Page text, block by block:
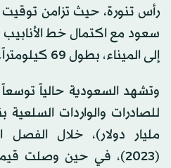
رأس تنورة، حيث تزامن توقيت
سعود مع اكتمال خط
إلى الميناء، بطول 69 كيلومتراً.
وتشهد السعودية حالياً
مليار دولار)، خلال الفصل
(2023)، في حين وصلت